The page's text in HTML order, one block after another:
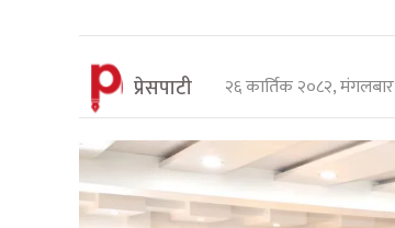
प्रेसपाटी २६ कार्तिक २०८२, मंगलबार